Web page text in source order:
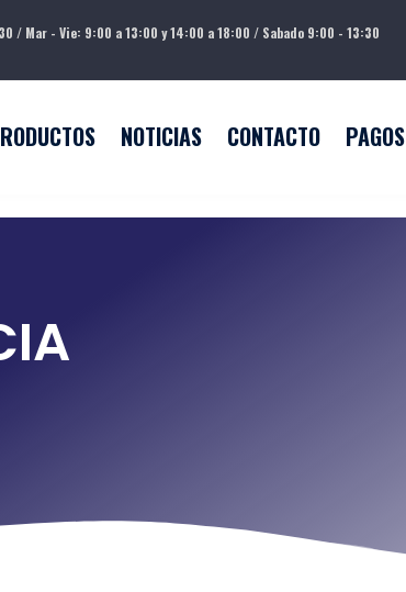
/ Mar - Vie: 9:00 a 13:00 y 14:00 a 18:00 / Sabado 9:00 - 13:30
NOTICIAS CONTACTO PAGOS